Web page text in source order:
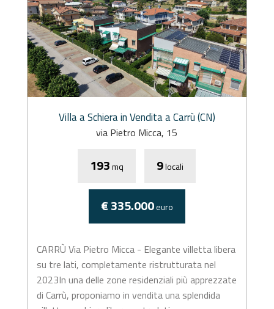
Villa a Schiera in Vendita a Carrù (CN)
via Pietro Micca, 15
193mq 9locali
€ 335.000euro
CARRÙ Via Pietro Micca - Elegante villetta libera
su tre lati, completamente ristrutturata nel
2023In una delle zone residenziali più apprezzate
di Carrù, proponiamo in vendita una splendida